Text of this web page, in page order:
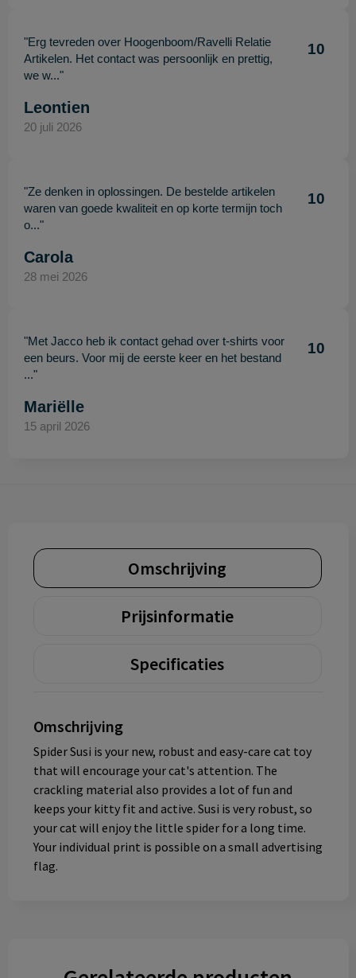
"Erg tevreden over Hoogenboom/Ravelli Relatie
Artikelen. Het contact was persoonlijk en prettig,
we w..."
10
Leontien
20 juli 2026
"Ze denken in oplossingen. De bestelde artikelen
waren van goede kwaliteit en op korte termijn toch
o..."
10
Carola
28 mei 2026
"Met Jacco heb ik contact gehad over t-shirts voor
een beurs. Voor mij de eerste keer en het bestand
..."
10
Mariëlle
15 april 2026
Omschrijving
Prijsinformatie
Specificaties
Omschrijving
Spider Susi is your new, robust and easy-care cat toy
that will encourage your cat's attention. The
crackling material also provides a lot of fun and
keeps your kitty fit and active. Susi is very robust, so
your cat will enjoy the little spider for a long time.
Your individual print is possible on a small advertising
flag.